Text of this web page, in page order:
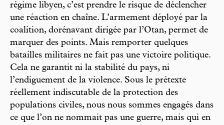
régime libyen, c’est prendre le risque de déclencher
une réaction en chaîne. L’armement déployé par la
coalition, dorénavant dirigée par l’Otan, permet de
marquer des points. Mais remporter quelques
batailles militaires ne fait pas une victoire politique.
Cela ne garantit ni la stabilité du pays, ni
l’endiguement de la violence. Sous le prétexte
réellement indiscutable de la protection des
populations civiles, nous nous sommes engagés dans
ce que l’on ne nommait pas une guerre, mais qui en